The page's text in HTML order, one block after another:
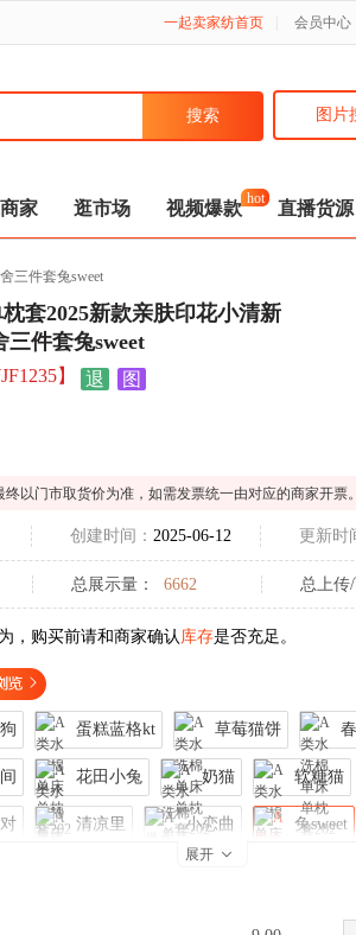
一起卖家纺首页 会员中心
图片
家 逛市场 视频爆款 hot 直播货源
三件套兔sweet
套2025新款亲肤印花小清新
件套兔sweet
】 退 图
以门市取货价为准，如需发票统一由对应的商家开票。
创建时间： 2025-06-12 更新时
总展示量： 6662 总上传/
，购买前请和商家确认 库存是否充足。
蛋糕蓝格kt 草莓猫饼
花田小兔 奶猫 软糖猫
清凉里 小恋曲 兔sweet
小熊
展开 